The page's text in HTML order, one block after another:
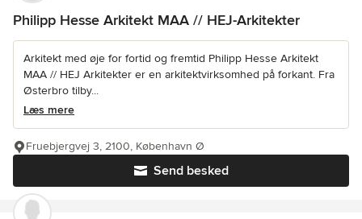
Philipp Hesse Arkitekt MAA // HEJ-Arkitekter
Arkitekt med øje for fortid og fremtid Philipp Hesse Arkitekt
MAA // HEJ Arkitekter er en arkitektvirksomhed på forkant. Fra
Østerbro tilby...
Læs mere
Send besked
Fruebjergvej 3, 2100, København Ø